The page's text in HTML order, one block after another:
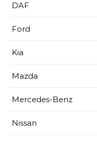
DAF
Ford
Kia
Mazda
Mercedes-Benz
Nissan